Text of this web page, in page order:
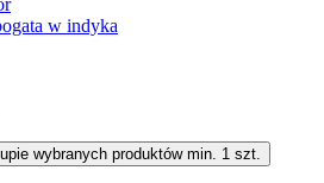
w indyka
wybranych produktów min. 1 szt.